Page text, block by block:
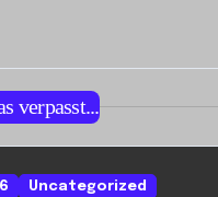
verpasst...
Uncategorized